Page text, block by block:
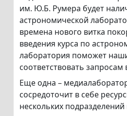
им. Ю.Б. Румера будет
астрономической
времена нового витка
введения курса по
лаборатория поможет
соответствовать
Еще одна –
сосредоточит в себе
нескольких подразделений